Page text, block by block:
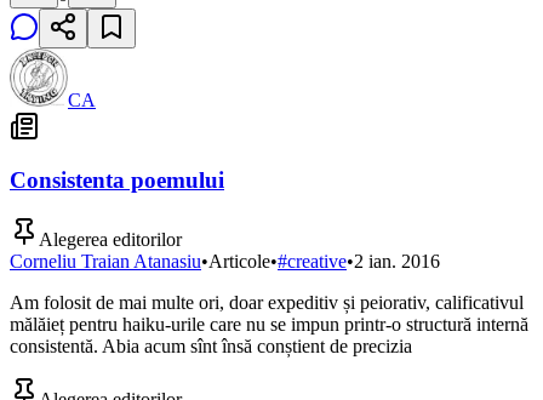
CA
Consistenta poemului
Alegerea editorilor
Corneliu Traian Atanasiu•Articole•#creative•2 ian. 2016
Am folosit de mai multe ori, doar expeditiv și peiorativ, calificativul
mălăieț pentru haiku-urile care nu se impun printr-o structură internă
consistentă. Abia acum sînt însă conștient de precizia